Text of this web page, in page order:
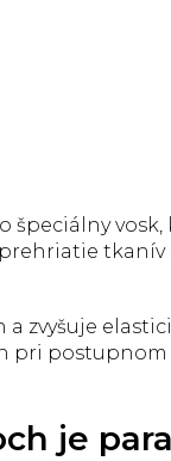
špeciálny
a zvyšuje
pri
je